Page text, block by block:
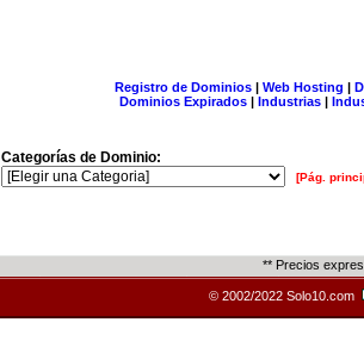
Registro de Dominios| Web Hosting |
Dominios Expirados | Industrias |
Categorías de Dominio:
[Pág.
** Precios
© 2002/2022 Solo10.com